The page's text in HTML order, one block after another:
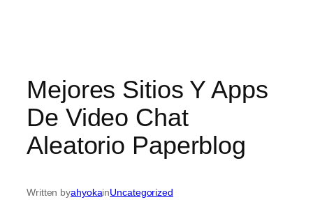
Mejores Sitios Y Apps
De Video Chat
Aleatorio Paperblog
Written byahyokainUncategorized